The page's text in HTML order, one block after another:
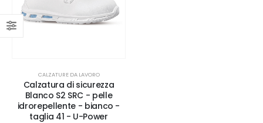
CALZATURE DA LAVORO
Calzatura di sicurezza
Blanco S2 SRC - pelle
idrorepellente - bianco -
taglia 41 - U-Power